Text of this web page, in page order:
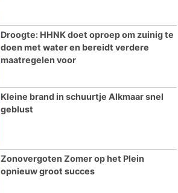
Droogte: HHNK doet oproep om zuinig te
doen met water en bereidt verdere
maatregelen voor
Kleine brand in schuurtje Alkmaar snel
geblust
Zonovergoten Zomer op het Plein
opnieuw groot succes